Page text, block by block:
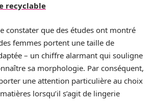
recyclable
constater que des études ont montré
femmes portent une taille de
– un chiffre alarmant qui souligne
sa morphologie. Par conséquent,
une attention particulière au choix
lorsqu’il s’agit de lingerie